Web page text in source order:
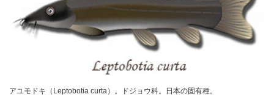
アユモドキ（Leptobotia curta）。ドジョウ科。日本の固有種。